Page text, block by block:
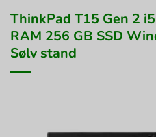
ThinkPad T15 Gen 2
RAM 256 GB SSD
Sølv stand